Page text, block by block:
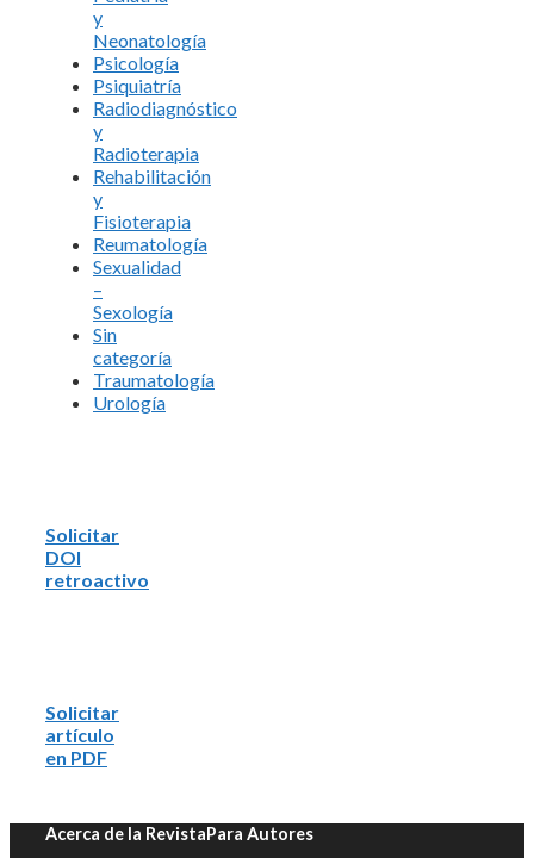
y
Neonatología
Psicología
Psiquiatría
Radiodiagnóstico
y
Radioterapia
Rehabilitación
y
Fisioterapia
Reumatología
Sexualidad
–
Sexología
Sin
categoría
Traumatología
Urología
Solicitar
DOI
retroactivo
Solicitar
artículo
en PDF
Acerca de la RevistaPara Autores